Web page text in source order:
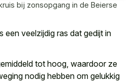
bij zonsopgang in de Beierse
een veelzijdig ras dat gedijt in
tot hoog, waardoor ze
nodig hebben om gelukkig